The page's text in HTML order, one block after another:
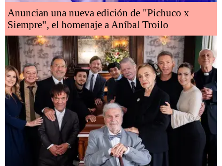
Anuncian una nueva edición de "Pichuco x
Siempre", el homenaje a Aníbal Troilo